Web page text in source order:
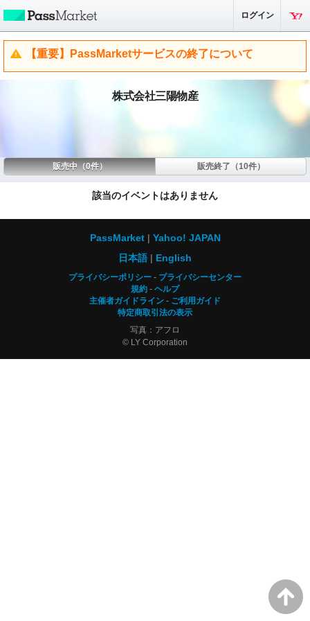
ログイン
【重要】PassMarketサービスの終了について
株式会社三陽物産
販売中（0件） 販売終了（10件）
該当のイベントはありません
PassMarket
Yahoo! JAPAN
日本語
English
プライバシーポリシー
プライバシーセンター
規約
ヘルプ
主催者ガイドライン
ご利用ガイド
特定商取引法の表示
写真：アフロ
© LY Corporation